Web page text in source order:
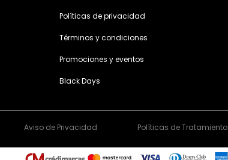
Políticas de privacidad
Términos y condiciones
Promociones y eventos
Black Days
Aviso de Privacidad Políticas de Tratamiento